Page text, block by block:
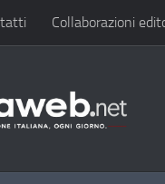
Collaborazioni